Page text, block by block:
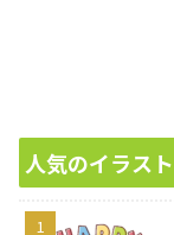
人気のイラスト